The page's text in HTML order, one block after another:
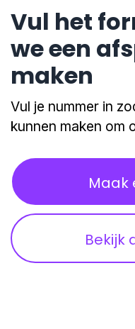
Vul het
we een
maken
Vul je nummer in
kunnen maken om
Maak
Bekijk